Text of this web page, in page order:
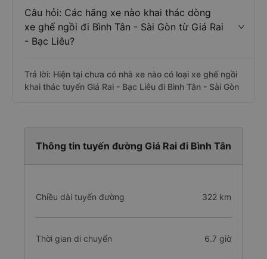
Câu hỏi: Các hãng xe nào khai thác dòng
xe ghế ngồi đi Bình Tân - Sài Gòn từ Giá Rai
- Bạc Liêu?
Trả lời: Hiện tại chưa có nhà xe nào có loại xe ghế ngồi
khai thác tuyến Giá Rai - Bạc Liêu đi Bình Tân - Sài Gòn
Thông tin tuyến đường Giá Rai đi Bình Tân
Chiều dài tuyến đường 322 km
Thời gian di chuyển 6.7 giờ